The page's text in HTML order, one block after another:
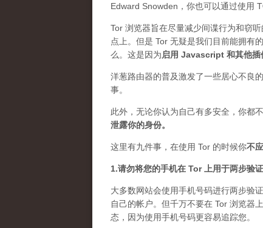
Edward Snowden，你也可以通过使用
Tor 浏览器旨在尽量减少间谍行为和窃
点上。但是 Tor 无疑是我们目前能拥有
么。这是因为启用 Javascript 和其他插
洋葱路由器的普及激发了一些居心不良
事。
此外，无论你认为自己有多安全，你都
泄露你的身份。
这里有九件事，在使用 Tor 的时候你不
1.请勿将您的手机在 Tor 上用于两步验证
大多数网站会使用手机号码进行两步验
自己的帐户。但千万不要在 Tor 浏览器
态，因为使用手机号码更容易追踪您。